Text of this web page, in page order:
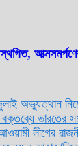
অভ্যুত্থান
বক্তব্যে ভারতের
লীগের